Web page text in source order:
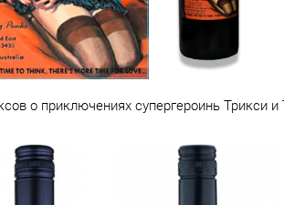
о приключениях супергероинь